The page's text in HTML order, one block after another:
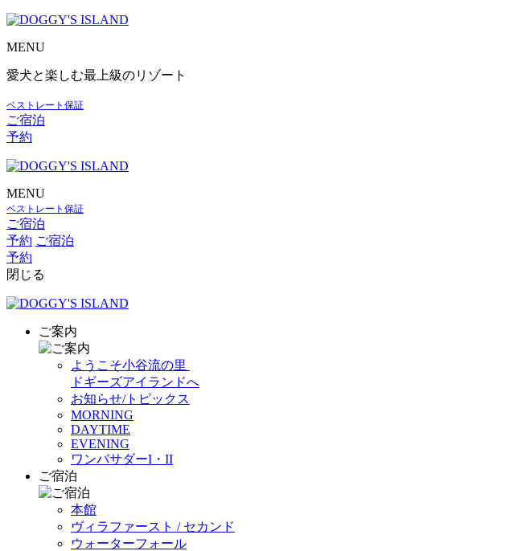
MENU
愛犬と楽しむ最上級のリゾート
ベストレート保証
ご宿泊
予約
MENU
ベストレート保証
ご宿泊
予約 ご宿泊
予約
閉じる
ご案内
ようこそ小谷流の里
ドギーズアイランドへ
お知らせ/トピックス
MORNING
DAYTIME
EVENING
ワンバサダーI・II
ご宿泊
本館
ヴィラファースト / セカンド
ウォーターフォール